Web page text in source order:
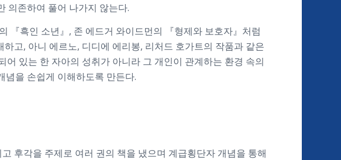
의존하여 풀어 나가지 않는다.
『흑인 소년』, 존 에드거 와이드먼의 『형제와 보호자』처럼
고, 아니 에르노, 디디에 에리봉, 리처드 호가트의 작품과 같은
있는 한 자아의 성취가 아니라 그 개인이 관계하는 환경 속의
을 손쉽게 이해하도록 만든다.
후각을 주제로 여러 권의 책을 냈으며 계급횡단자 개념을 통해